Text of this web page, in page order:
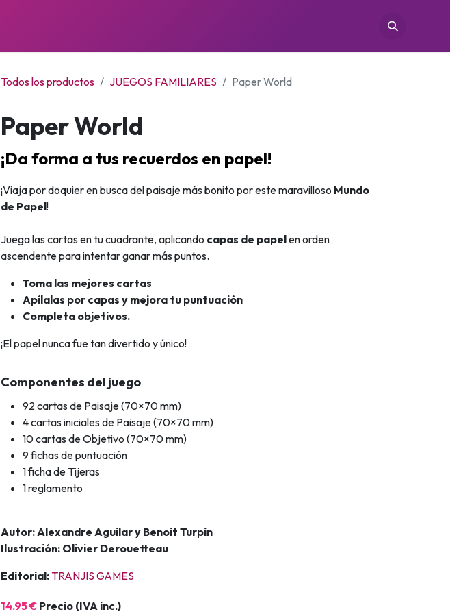
Todos los productos JUEGOS FAMILIARES Paper World
Paper World
¡Da forma a tus recuerdos en papel!
¡Viaja por doquier en busca del paisaje más bonito por este maravilloso Mundo
de Papel!
Juega las cartas en tu cuadrante, aplicando capas de papelen orden
ascendente para intentar ganar más puntos.
Toma las mejores cartas
Apílalas por capas y mejora tu puntuación
Completa objetivos.
¡El papel nunca fue tan divertido y único!
Componentes del juego
92 cartas de Paisaje (70×70 mm)
4 cartas iniciales de Paisaje (70×70 mm)
10 cartas de Objetivo (70×70 mm)
9 fichas de puntuación
1 ficha de Tijeras
1 reglamento
Autor: Alexandre Aguilar y Benoit Turpin
Ilustración: Olivier Derouetteau
Editorial: TRANJIS GAMES
14.95 € Precio (IVA inc.)